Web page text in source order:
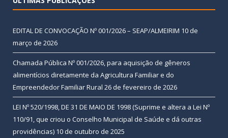
EDITAL DE CONVOCAÇÃO Nº 001/2026 – SEAP/ALMEIRIM 10 de
março de 2026
Chamada Pública Nº 001/2026, para aquisição de gêneros
alimentícios diretamente da Agricultura Familiar e do
Empreendedor Familiar Rural 26 de fevereiro de 2026
LEI Nº 520/1998, DE 31 DE MAIO DE 1998 (Suprime e altera a Lei Nº
110/91, que criou o Conselho Municipal de Saúde e dá outras
providências) 10 de outubro de 2025